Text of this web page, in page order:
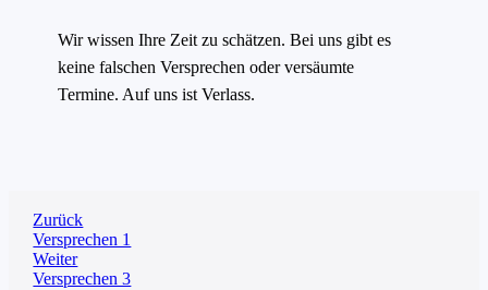
Wir wissen Ihre Zeit zu schätzen. Bei uns gibt es
keine falschen Versprechen oder versäumte
Termine. Auf uns ist Verlass.
Zurück
Versprechen 1
Weiter
Versprechen 3